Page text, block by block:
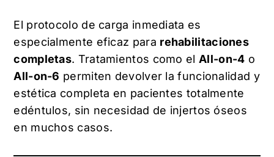
El protocolo de carga inmediata es
especialmente eficaz para rehabilitaciones
completas. Tratamientos como el All-on-4 o
All-on-6 permiten devolver la funcionalidad y
estética completa en pacientes totalmente
edéntulos, sin necesidad de injertos óseos
en muchos casos.